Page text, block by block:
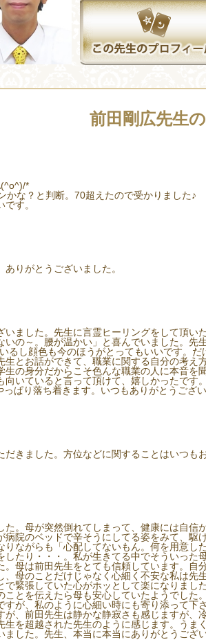
前田剛広先生
*
かな？と判断。70超えたので受かりました♪
す。
りがとうございました。
いました。先生に言霊ヒーリングをして頂
いの～。腰が温かい」と喜んでいました。
るし顔色も今のほうがとってもいいです。
生とお話ができて、職業に関する自分の考
生の身分だからこそ色んな職業の人に本音
向いていると言って頂けて、嬉しかったで
っぱり落ち着きます。いつもありがとうござ
きました。方位などに関することはいつ
。母が突然倒れてしまって、健康には自
院のベッドで辛そうにしてる姿をみて、
りながらも「心配してないもん。何を用意
したり・・・。私が生きてる中でそういっ
。母は前田先生をとても信頼しています。
母のことだけじゃなく心細く不安な私は
で緊張していた心がホッとして楽になりま
ことを伝えたら母も安心していたようでし
すが、私のように心細い時にも寄り添って
が、前田先生は静かな静寂さも感じますが
を超越された先生のように感じます。う
ました。先生、本当に本当にありがとうご